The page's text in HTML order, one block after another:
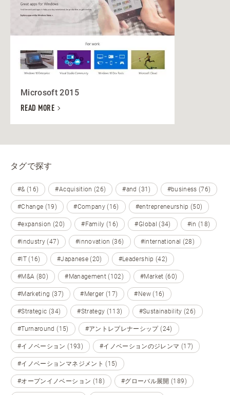
Microsoft 2015
READ MORE
タグで探す
#& (16) #Acquisition (26) #and (31) #business (76)
#Change (19) #Company (16) #entrepreneurship (50)
#expansion (20) #Family (16) #Global (34) #in (18)
#industry (47) #innovation (36) #international (28)
#IT (16) #Japanese (20) #Leadership (42)
#M&A (80) #Management (102) #Market (60)
#Marketing (37) #Merger (17) #New (16)
#Strategic (34) #Strategy (113) #Sustainability (26)
#Turnaround (15) #アントレプレナーシップ (24)
#イノベーション (193) #イノベーションのジレンマ (17)
#イノベーションマネジメント (15)
#オープンイノベーション (18) #グローバル展開 (189)